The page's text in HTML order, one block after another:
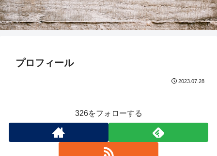
プロフィール
2023.07.28
326をフォローする